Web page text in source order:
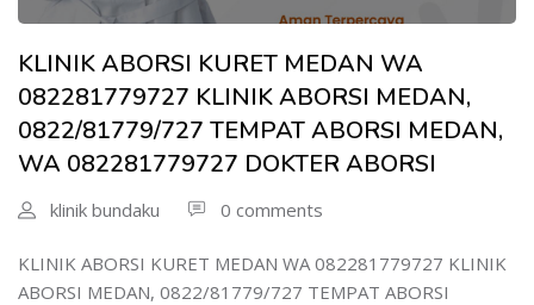
KLINIK ABORSI KURET MEDAN WA
082281779727 KLINIK ABORSI MEDAN,
0822/81779/727 TEMPAT ABORSI MEDAN,
WA 082281779727 DOKTER ABORSI
klinik bundaku 0 comments
KLINIK ABORSI KURET MEDAN WA 082281779727 KLINIK
ABORSI MEDAN, 0822/81779/727 TEMPAT ABORSI